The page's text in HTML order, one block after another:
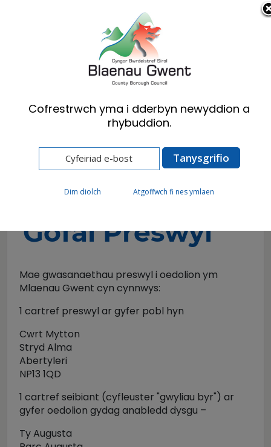
Cymraeg English
Preswylwyr
Cael yr help rydych ei angen
Gofal Preswyl
Gofal Preswyl
Gofal Preswyl
Mae gwasanaethau preswyl i oedolion ym
Mlaenau Gwent cyn cynnwys:
1 cartref preswyl ar gyfer pobl hyn
Cwrt Mytton
Stryd Alma
Abertyleri
NP13 1QD
1 cartref seibiant (cyfleuster "gwyliau byr") ar
gyfer oedolion gydag anabledd dysgu –
Ty Augusta
Cofrestrwch yma i dderbyn newyddion a
rhybuddion.
Dim diolch Atgoffwch fi nes ymlaen